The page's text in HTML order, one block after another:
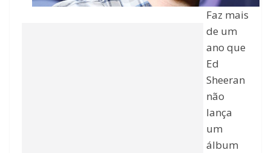
Faz mais
de um
ano que
Ed
Sheeran
não
lança
um
álbum